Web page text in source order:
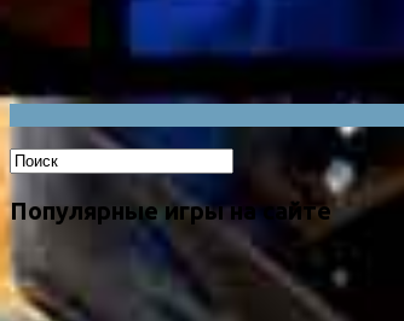
Популярные игры на сайте